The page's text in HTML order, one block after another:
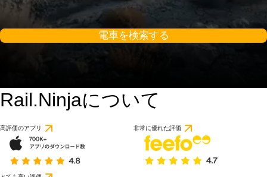
電車を検索する
Rail.Ninjaについて
高評価のアプリ 非常に優れた評価